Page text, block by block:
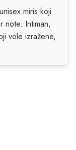
miris koji
note. Intiman,
vole izražene,